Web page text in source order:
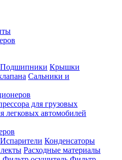
Подшипники Крышки
Сальники и
для грузовых
легковых автомобилей
Испарители Конденсаторы
Расходные материалы